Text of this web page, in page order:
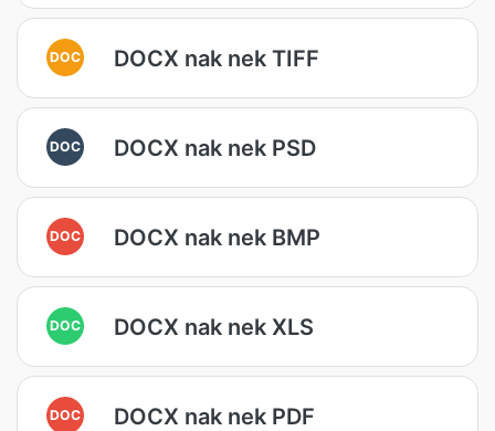
DOC DOCX nak nek TIFF
DOC DOCX nak nek PSD
DOC DOCX nak nek BMP
DOC DOCX nak nek XLS
DOC DOCX nak nek PDF